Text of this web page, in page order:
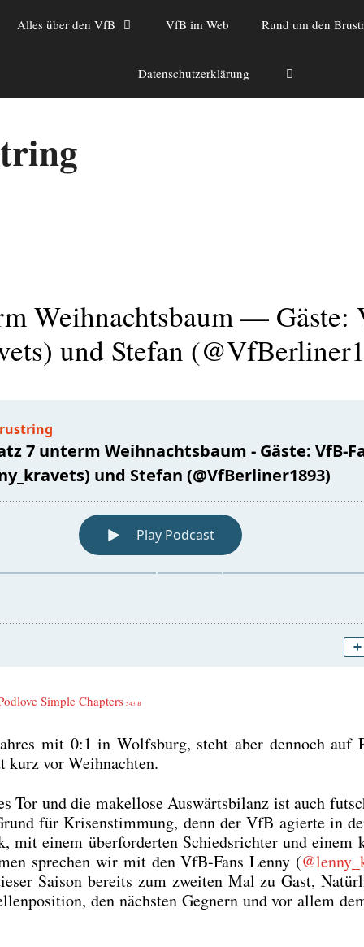
Alles über den VfB VfB im Web Rund um den
Datenschutzerklärung
Weihnachtsbaum — Gäste:
und Stefan
Simp­le Chap­ters 543 B
mit 0:1 in Wolfs­burg, steht aber den­noch auf
kurz vor Weih­nach­ten.
Tor und die makel­lo­se Aus­wärts­bi­lanz ist auch
für Kri­sen­stim­mung, denn der VfB agier­te in
mit einem über­for­der­ten Schieds­rich­ter und einem
spre­chen wir mit den VfB-Fans Len­ny (
Sai­son bereits zum zwei­ten Mal zu Gast,
den nächs­ten Geg­nern und vor allem